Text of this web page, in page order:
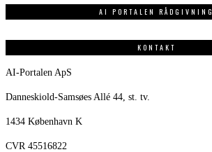
AI PORTALEN RÅDGIVNING
KONTAKT
AI-Portalen ApS
Danneskiold-Samsøes Allé 44, st. tv.
1434 København K
CVR 45516822